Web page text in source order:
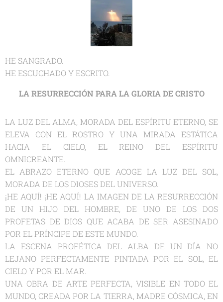
HE SANGRADO.
HE ESCUCHADO Y ESCRITO.
LA RESURRECCIÓN PARA LA GLORIA DE CRISTO
LA LUZ DEL ALMA, MORADA DEL ESPÍRITU ETERNO, SE
ELEVA CON EL ROSTRO Y UNA MIRADA ESTÁTICA
HACIA EL CIELO, EL REINO DEL ESPÍRITU
OMNICREANTE.
EL ABRAZO ETERNO QUE ACOGE LA LUZ DEL SOL,
MORADA DE LOS DIOSES DEL UNIVERSO.
¡HE AQUÍ! ¡HE AQUÍ! LA IMAGEN DE LA RESURRECCIÓN
DE UN HIJO DEL HOMBRE, DE UNO DE LOS DOS
PROFETAS DE DIOS QUE ACABA DE SER ASESINADO
POR EL PRÍNCIPE DE ESTE MUNDO.
LA ESCENA PROFÉTICA DEL ALBA DE UN DÍA NO
LEJANO PERFECTAMENTE PINTADA POR EL SOL, EL
CIELO Y POR EL MAR.
UNA OBRA DE ARTE PERFECTA, VISIBLE EN TODO EL
MUNDO, CREADA POR LA TIERRA, MADRE CÓSMICA, EN